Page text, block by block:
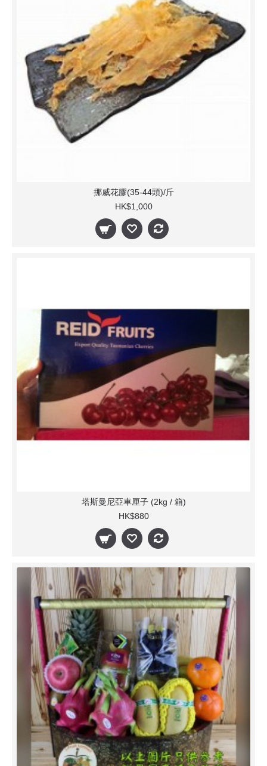
挪威花膠(35-44頭)/斤
HK$1,000
塔斯曼尼亞車厘子 (2kg / 箱)
HK$880